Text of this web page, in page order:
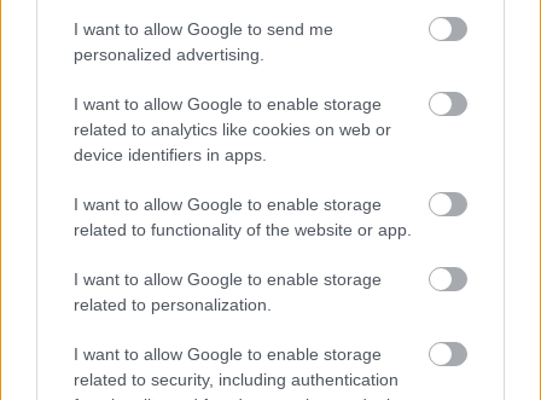
I want to allow Google to send me
personalized advertising.
I want to allow Google to enable storage
related to analytics like cookies on web or
device identifiers in apps.
I want to allow Google to enable storage
related to functionality of the website or app.
I want to allow Google to enable storage
related to personalization.
I want to allow Google to enable storage
related to security, including authentication
Ébredés a COVID kómából
BY:NOVÁK DORKA2021. MÁJ 04.
Az elmúlt év szinte teljesen a COVID körül forgott.
Hozzá kellett szoknunk egy új életstílushoz, ahol bár
a szabadidő megnőtt, de azt mégsem mindig úgy